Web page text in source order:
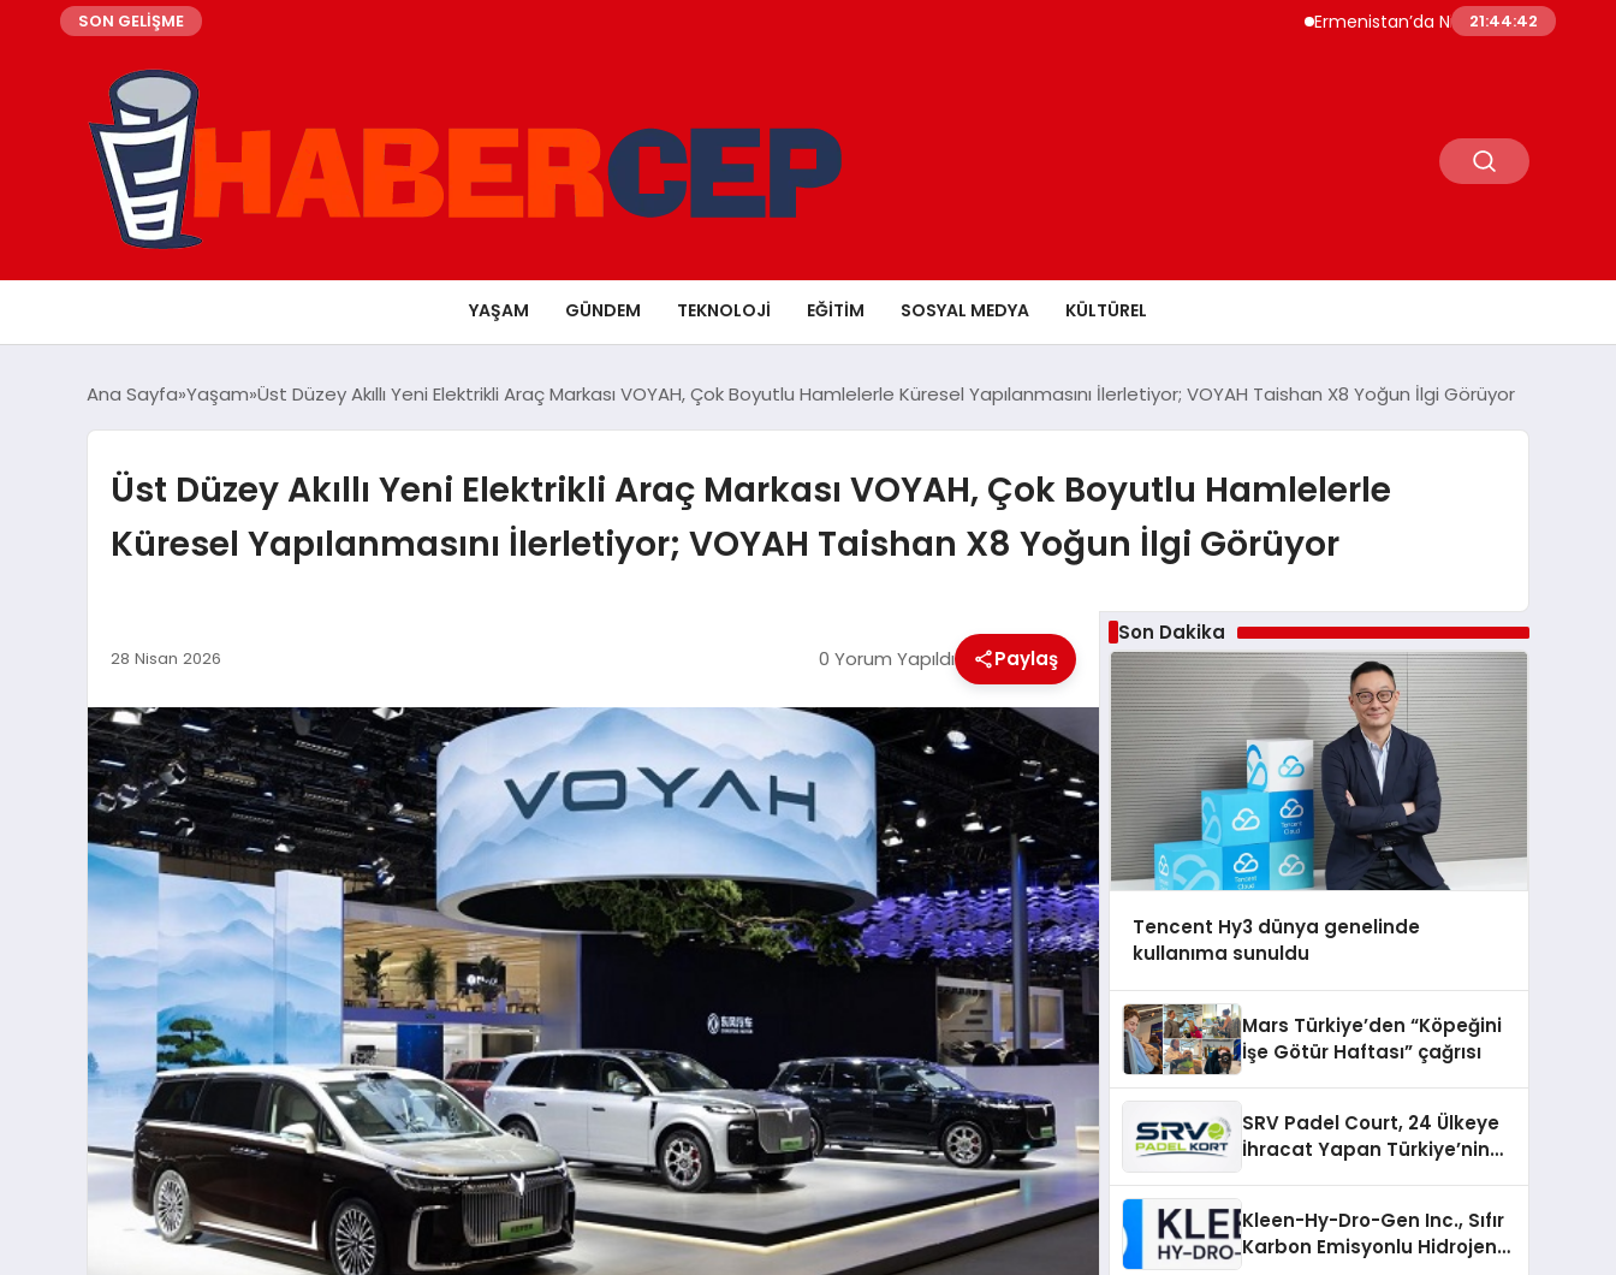
SON GELİŞME Ermenistan’da Nikol Paşinyan Yeniden
21:44:43
YAŞAM GÜNDEM TEKNOLOJI EĞITIM SOSYAL MEDYA KÜLTÜREL
Ana Sayfa Yaşam Üst Düzey Akıllı Yeni Elektrikli Araç Markası VOYAH, Çok Boyutlu Hamlelerle Küresel Yapılanmasını İlerletiyor; VOYAH Taishan X8 Yoğun İlgi Görüyor
Üst Düzey Akıllı Yeni Elektrikli Araç Markası VOYAH, Çok Boyutlu Hamlelerle
Küresel Yapılanmasını İlerletiyor; VOYAH Taishan X8 Yoğun İlgi Görüyor
28 Nisan 2026 0 Yorum Yapıldı Paylaş
Son Dakika
Tencent Hy3 dünya genelinde
kullanıma sunuldu
Mars Türkiye’den “Köpeğini
İşe Götür Haftası” çağrısı
SRV Padel Court, 24 Ülkeye
İhracat Yapan Türkiye’nin
Kleen-Hy-Dro-Gen Inc., Sıfır
Karbon Emisyonlu Hidrojen